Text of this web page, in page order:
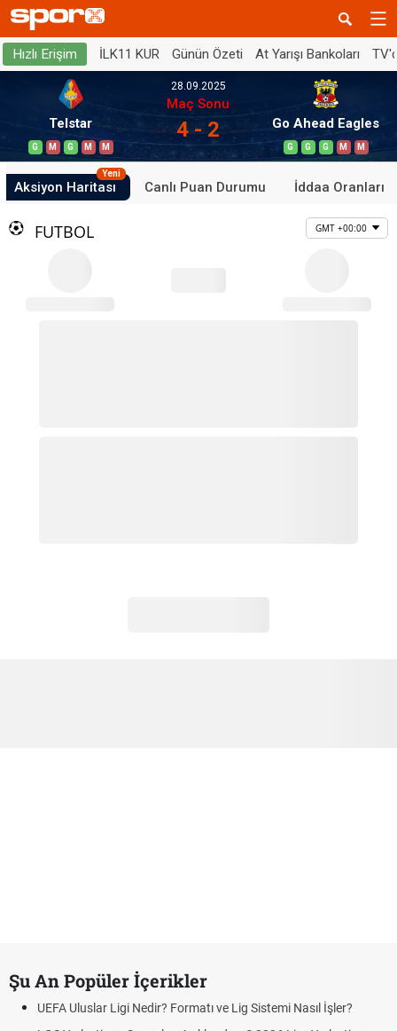
Hızlı Erişim İLK11 KUR Günün Özeti At Yarışı Bankoları
Telstar
G M G M M
28.09.2025
Maç Sonu
4 - 2 Go Ahead Eagles
G G G M M
Aksiyon Haritası
Yeni
Canlı Puan Durumu İddaa Oranları
FUTBOL GMT +00:00
Şu An Popüler İçerikler
UEFA Uluslar Ligi Nedir? Formatı ve Lig Sistemi Nasıl İşler?